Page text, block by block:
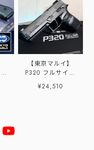
【東京マルイ】
P320 フルサイズ
【ガスブローバッ
ク】
¥24,510